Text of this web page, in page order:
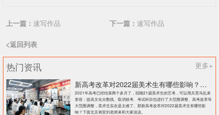
上一篇： 速写作品 下一篇： 速写作品
<返回列表
热门资讯
更多+
新高考改革对2022届美术生有哪些影响？北京画室刘老师来和大家说说
2021年高考已经结束两个多月了，回顾21届美术生的艺考，可以用兵荒马乱来
形容：提高文化分数线、取消校考、考试科目也进行了大范围调整、高考改革等
大范围调整，美术生实在是太难了。那新高考改革对2022届美术生有哪些影
响？下面北京画室刘老师来和大家说说。